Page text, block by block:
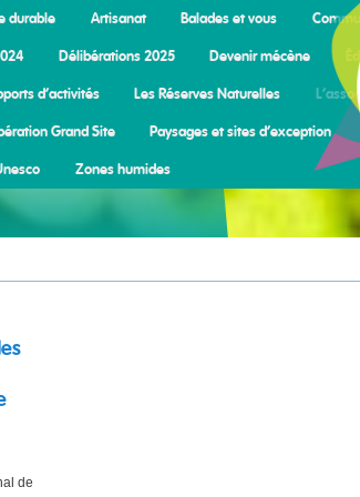
durable Artisanat Balades et vous
Délibérations 2025 Devenir mécène
d’activités Les Réserves Naturelles
Grand Site Paysages et sites d’exception
Zones humides
de